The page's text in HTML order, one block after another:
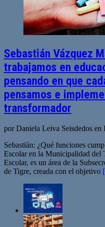
Sebastián Vázquez
trabajamos en
pensando en que
pensamos e
transformador
por Daniela Leiva Seisdedos
Sebastián: ¿Qué funciones
Escolar en la Municipalidad del
Escolar, es un área de la
de Tigre, creada con el objetivo